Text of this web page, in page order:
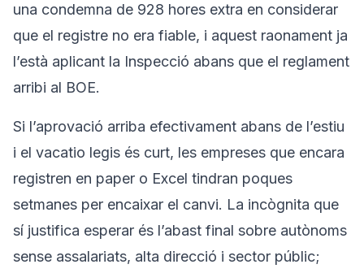
una condemna de 928 hores extra en considerar
que el registre no era fiable, i aquest raonament ja
l’està aplicant la Inspecció abans que el reglament
arribi al BOE.
Si l’aprovació arriba efectivament abans de l’estiu
i el vacatio legis és curt, les empreses que encara
registren en paper o Excel tindran poques
setmanes per encaixar el canvi. La incògnita que
sí justifica esperar és l’abast final sobre autònoms
sense assalariats, alta direcció i sector públic;